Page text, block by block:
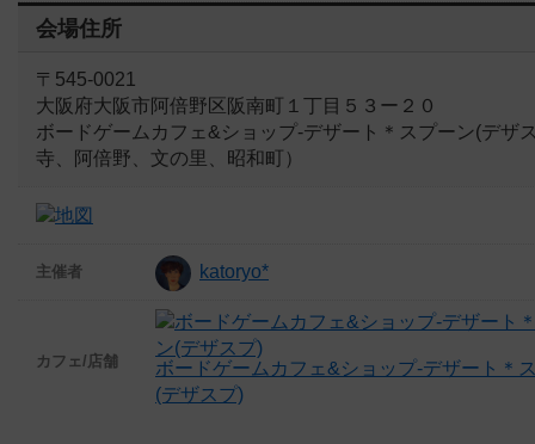
会場住所
〒545-0021
大阪府大阪市阿倍野区阪南町１丁目５３ー２０
ボードゲームカフェ&ショップ-デザート＊スプーン(デザ
寺、阿倍野、文の里、昭和町）
主催者 katoryo*
カフェ/店舗
ボードゲームカフェ&ショップ-デザート＊
(デザスプ)